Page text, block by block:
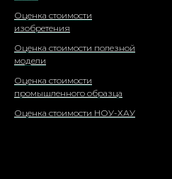
Оценка стоимости
изобретения
Оценка стоимости полезной
модели
Оценка стоимости
промышленного образца
Оценка стоимости НОУ-ХАУ